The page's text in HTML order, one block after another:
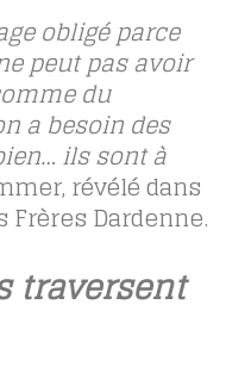
obligé parce
peut pas avoir
du
a besoin des
ils sont à
révélé dans
Frères Dardenne.
traversent